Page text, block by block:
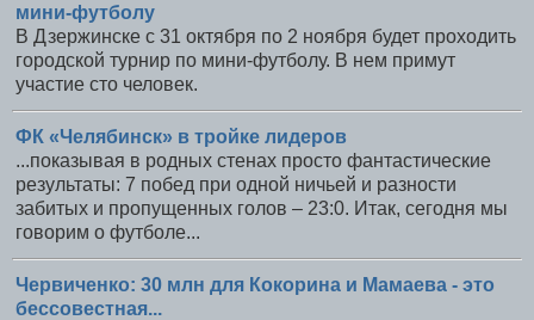
мини-футболу
В Дзержинске с 31 октября по 2 ноября будет проходить
городской турнир по мини-футболу. В нем примут
участие сто человек.
ФК «Челябинск» в тройке лидеров
...показывая в родных стенах просто фантастические
результаты: 7 побед при одной ничьей и разности
забитых и пропущенных голов – 23:0. Итак, сегодня мы
говорим о футболе...
Червиченко: 30 млн для Кокорина и Мамаева - это
бессовестная...